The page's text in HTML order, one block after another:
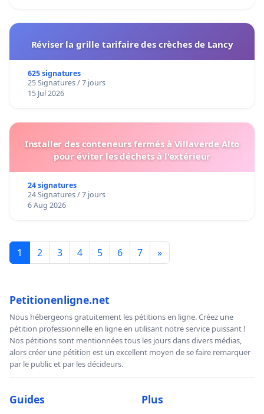
Réviser la grille tarifaire des crèches de Lancy
625 signatures
25 Signatures / 7 jours
15 Jul 2026
Installer des conteneurs fermés à Villaverde Alto
pour éviter les déchets à l'extérieur
24 signatures
24 Signatures / 7 jours
6 Aug 2026
1 2 3 4 5 6 7 »
Petitionenligne.net
Nous hébergeons gratuitement les pétitions en ligne. Créez une
pétition professionnelle en ligne en utilisant notre service puissant !
Nos pétitions sont mentionnées tous les jours dans divers médias,
alors créer une pétition est un excellent moyen de se faire remarquer
par le public et par les décideurs.
Guides Plus